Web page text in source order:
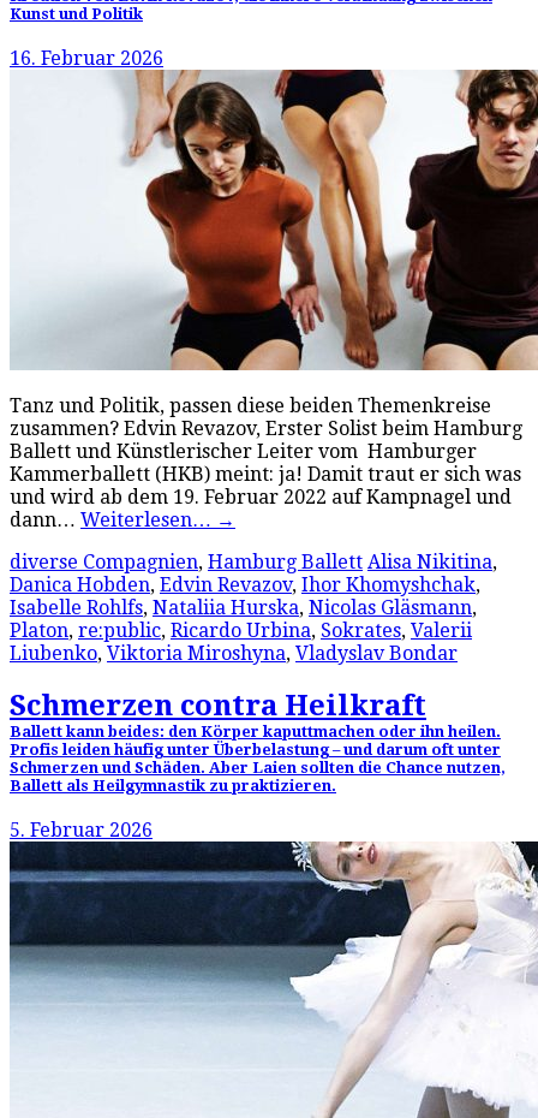
Kunst und Politik
16. Februar 2026
Tanz und Politik, passen diese beiden Themenkreise
zusammen? Edvin Revazov, Erster Solist beim Hamburg
Ballett und Künstlerischer Leiter vom Hamburger
Kammerballett (HKB) meint: ja! Damit traut er sich was
und wird ab dem 19. Februar 2022 auf Kampnagel und
dann… Weiterlesen… →
diverse Compagnien, Hamburg Ballett Alisa Nikitina,
Danica Hobden, Edvin Revazov, Ihor Khomyshchak,
Isabelle Rohlfs, Nataliia Hurska, Nicolas Gläsmann,
Platon, re:public, Ricardo Urbina, Sokrates, Valerii
Liubenko, Viktoria Miroshyna, Vladyslav Bondar
Schmerzen contra Heilkraft
Ballett kann beides: den Körper kaputtmachen oder ihn heilen.
Profis leiden häufig unter Überbelastung – und darum oft unter
Schmerzen und Schäden. Aber Laien sollten die Chance nutzen,
Ballett als Heilgymnastik zu praktizieren.
5. Februar 2026